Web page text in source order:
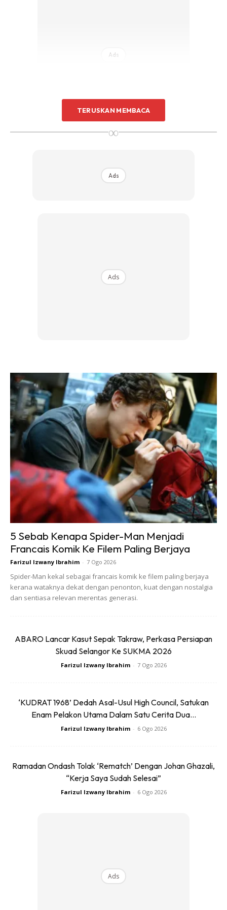
Ads
walking lunge sekiranya anda ada ruang yang besar.
Semasa melakukan senaman ini, buka kaki anda selebar
bahu, pandang lurus ke hadapan, langkah ke hadapan
dan rendahkan badan sehingga paras paha, selari
dengan lantai.
2. Squat
paling berkesan serta melibatkan pelbagai sendi dan
barbell, dumbbell dan sebagainya.
Buka kaki anda selebar bahu, berdiri dalam keadaan
Semasa anda merendahkan badan, pastikan lutut tidak
melebihi hujung kaki dan paha perlu selari dengan lantai.
TERUSKAN MEMBACA
∞
Ads
Ads
5 Sebab Kenapa Spider-Man Menjadi
Francais Komik Ke Filem Paling Berjaya
Farizul Izwany Ibrahim - 7 Ogo 2026
Spider-Man kekal sebagai francais komik ke filem paling berjaya
kerana wataknya dekat dengan penonton, kuat dengan nostalgia
dan sentiasa relevan merentas generasi.
ABARO Lancar Kasut Sepak Takraw, Perkasa Persiapan
Skuad Selangor Ke SUKMA 2026
Farizul Izwany Ibrahim - 7 Ogo 2026
‘KUDRAT 1968’ Dedah Asal-Usul High Council, Satukan
Enam Pelakon Utama Dalam Satu Cerita Dua...
Farizul Izwany Ibrahim - 6 Ogo 2026
Ramadan Ondash Tolak ‘Rematch’ Dengan Johan Ghazali,
“Kerja Saya Sudah Selesai”
Farizul Izwany Ibrahim - 6 Ogo 2026
Ads